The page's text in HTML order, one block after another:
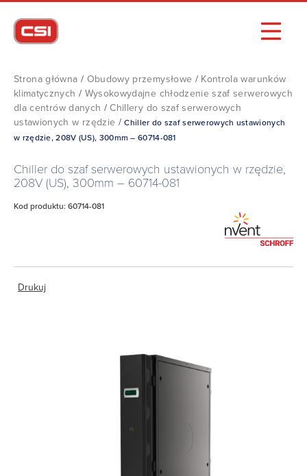
Strona główna / Obudowy przemysłowe / Kontrola warunków
klimatycznych / Wysokowydajne chłodzenie szaf serwerowych
dla centrów danych /Chillery do szaf serwerowych
ustawionych w rzędzie /Chiller do szaf serwerowych ustawionych
w rzędzie, 208V (US), 300mm – 60714-081
Chiller do szaf serwerowych ustawionych w rzędzie,
208V (US), 300mm – 60714-081
Kod produktu: 60714-081
Drukuj